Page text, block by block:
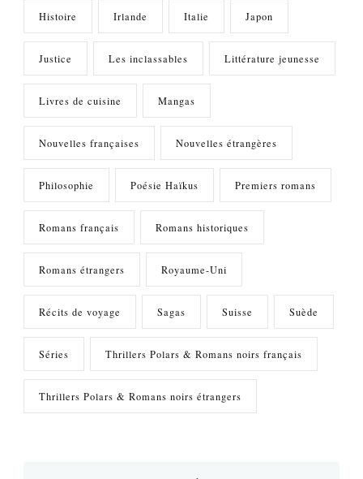
Histoire Irlande Italie Japon
Justice Les inclassables Littérature jeunesse
Livres de cuisine Mangas
Nouvelles françaises Nouvelles étrangères
Philosophie Poésie Haïkus Premiers romans
Romans français Romans historiques
Romans étrangers Royaume-Uni
Récits de voyage Sagas Suisse Suède
Séries Thrillers Polars & Romans noirs français
Thrillers Polars & Romans noirs étrangers